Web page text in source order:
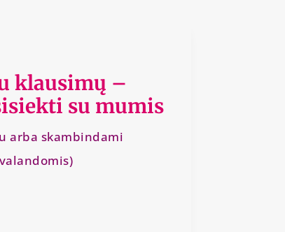
klausimų –
su mumis
arba skambindami